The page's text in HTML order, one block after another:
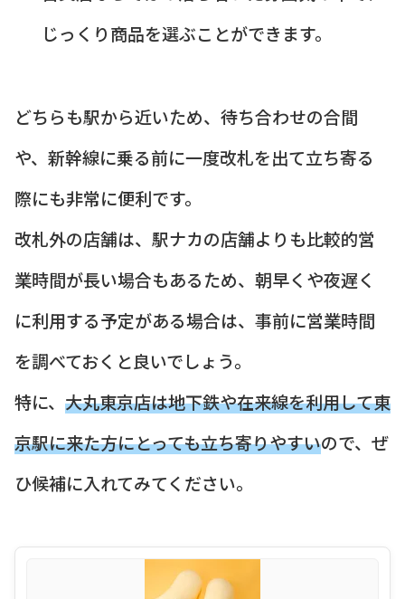
じっくり商品を選ぶことができます。
どちらも駅から近いため、待ち合わせの合間
や、新幹線に乗る前に一度改札を出て立ち寄る
際にも非常に便利です。
改札外の店舗は、駅ナカの店舗よりも比較的営
業時間が長い場合もあるため、朝早くや夜遅く
に利用する予定がある場合は、事前に営業時間
を調べておくと良いでしょう。
特に、 大丸東京店は地下鉄や在来線を利用して東
京駅に来た方にとっても立ち寄りやすいので、ぜ
ひ候補に入れてみてください。